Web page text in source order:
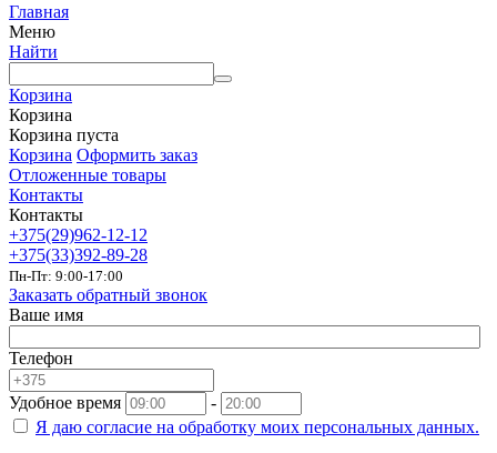
Главная
Меню
Найти
Корзина
Корзина
Корзина пуста
Корзина Оформить заказ
Отложенные товары
Контакты
Контакты
+375(29)962-12-12
+375(33)392-89-28
Пн-Пт: 9:00-17:00
Заказать обратный звонок
Ваше имя
Телефон
Удобное время
-
Я даю согласие на обработку моих персональных данных.